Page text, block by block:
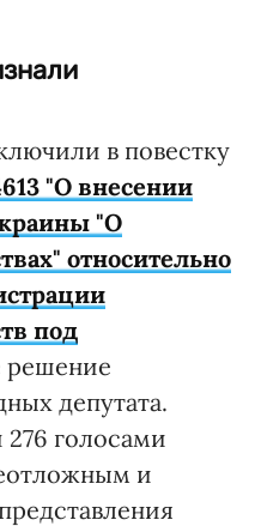
в повестку
"О внесении
"О
относительно
под
решение
депутата.
голосами
и